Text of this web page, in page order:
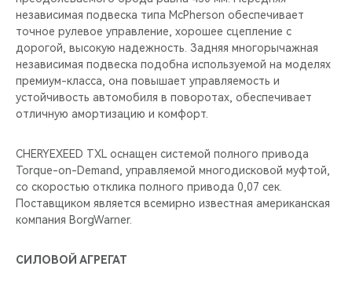
независимая подвеска типа McPherson обеспечивает
точное рулевое управление, хорошее сцепление с
дорогой, высокую надежность. Задняя многорычажная
независимая подвеска подобна используемой на моделях
премиум-класса, она повышает управляемость и
устойчивость автомобиля в поворотах, обеспечивает
отличную амортизацию и комфорт.
CHERYEXEED TXL оснащен системой полного привода
Torque-on-Demand, управляемой многодисковой муфтой,
cо скоростью отклика полного привода 0,07 сек.
Поставщиком является всемирно известная американская
компания BorgWarner.
СИЛОВОЙ АГРЕГАТ